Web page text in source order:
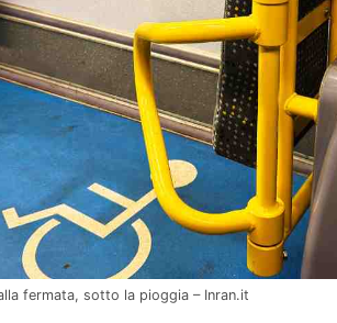
fermata, sotto la pioggia – Inran.it